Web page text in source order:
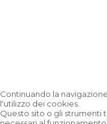
Continuando la
l'utilizzo dei cookies.
Questo sito o gli strumenti